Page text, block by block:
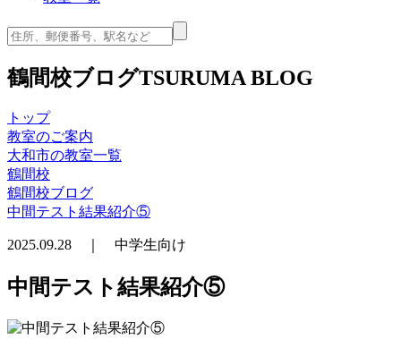
鶴間校ブログTSURUMA BLOG
トップ
教室のご案内
大和市の教室一覧
鶴間校
鶴間校ブログ
中間テスト結果紹介⑤
2025.09.28 ｜ 中学生向け
中間テスト結果紹介⑤